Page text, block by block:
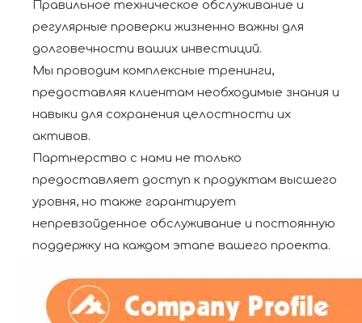
Правильное техническое обслуживание и
регулярные проверки жизненно важны для
долговечности ваших инвестиций.
Мы проводим комплексные тренинги,
предоставляя клиентам необходимые знания и
навыки для сохранения целостности их
активов.
Партнерство с нами не только
предоставляет доступ к продуктам высшего
уровня, но также гарантирует
непревзойденное обслуживание и постоянную
поддержку на каждом этапе вашего проекта.